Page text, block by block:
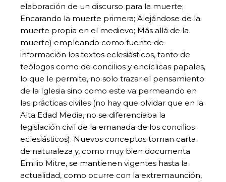
elaboración de un discurso para la muerte;
Encarando la muerte primera; Alejándose de la
muerte propia en el medievo; Más allá de la
muerte) empleando como fuente de
información los textos eclesiásticos, tanto de
teólogos como de concilios y encíclicas papales,
lo que le permite, no solo trazar el pensamiento
de la Iglesia sino como este va permeando en
las prácticas civiles (no hay que olvidar que en la
Alta Edad Media, no se diferenciaba la
legislación civil de la emanada de los concilios
eclesiásticos). Nuevos conceptos toman carta
de naturaleza y, como muy bien documenta
Emilio Mitre, se mantienen vigentes hasta la
actualidad, como ocurre con la extremaunción,